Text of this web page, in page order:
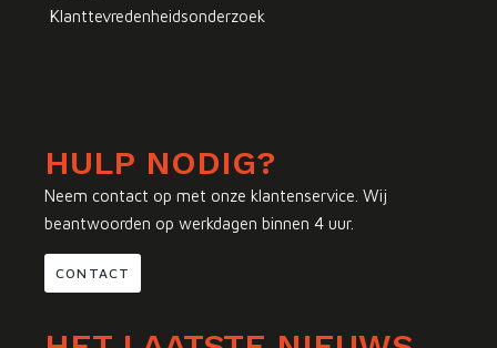
Klanttevredenheidsonderzoek
HULP NODIG?
Neem contact op met onze klantenservice. Wij
beantwoorden op werkdagen binnen 4 uur.
CONTACT